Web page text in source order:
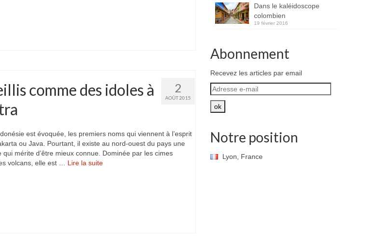
2
AOÛT 2015
comme des idoles à
est évoquée, les premiers noms qui viennent à l’esprit
ou Java. Pourtant, il existe au nord-ouest du pays une
qui mérite d’être mieux connue. Dominée par les cimes
volcans, elle est … Lire la suite­­
Dans le kaléidoscope
colombien
19 février 2016
Abonnement
Recevez les articles par email
Adresse
e-
mail
ok
Notre position
Lyon, France